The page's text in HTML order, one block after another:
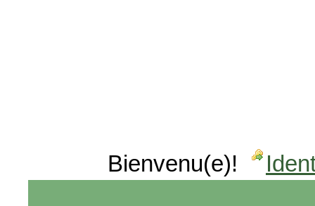
Bienvenu(e)!